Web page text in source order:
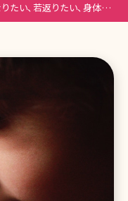
い、若返りたい、身体が